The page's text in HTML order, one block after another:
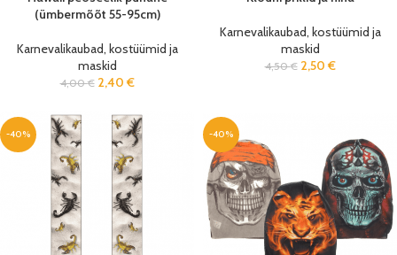
(ümbermõõt 55-95cm)
Karnevalikaubad, kostüümid ja
maskid
4,00€ 2,40 €
Karnevalikaubad, kostüümid ja
maskid
4,50€ 2,50 €
-40% -40%